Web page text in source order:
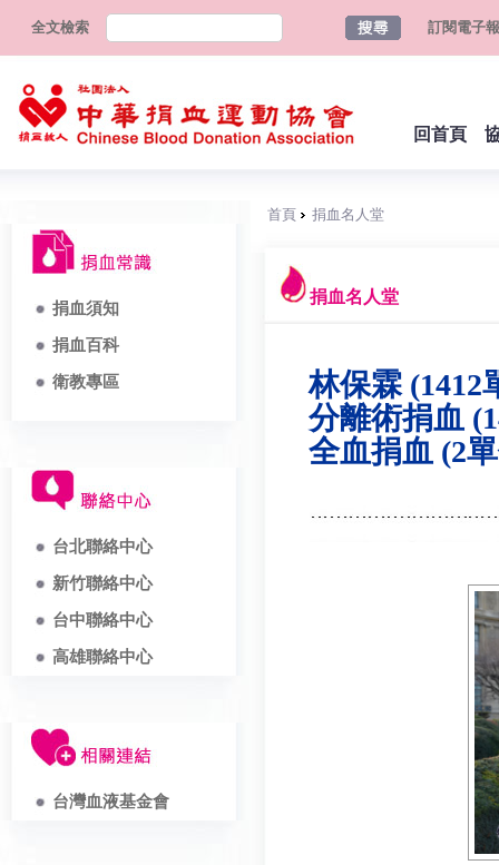
全文檢索 訂閱電子報
回首頁
捐血須知
捐血百科
衛教專區
台北聯絡中心
新竹聯絡中心
台中聯絡中心
高雄聯絡中心
台灣血液基金會
首頁 捐血名人堂
捐血名人堂
林保霖 (1412
分離術捐血
全血捐血 (2